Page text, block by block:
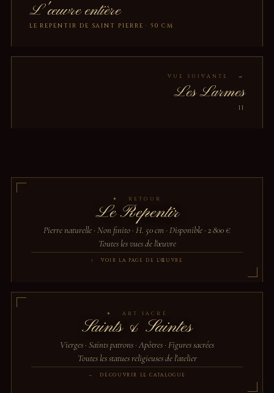
L'œuvre entière
LE REPENTIR DE SAINT PIERRE · 50 CM
VUE SUIVANTE →
Les Larmes
II
✦ RETOUR
Le Repentir
Pierre naturelle · Non finito · H. 50 cm · Disponible · 2 800 €
Toutes les vues de l'œuvre
↑ VOIR LA PAGE DE L'ŒUVRE
✦ ART SACRÉ
Saints & Saintes
Vierges · Saints patrons · Apôtres · Figures sacrées
Toutes les statues religieuses de l'atelier
→ DÉCOUVRIR LE CATALOGUE